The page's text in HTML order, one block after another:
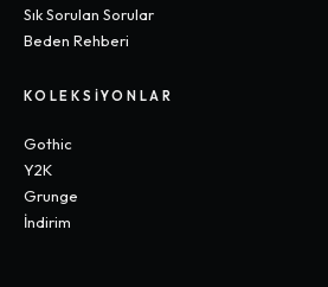
Sık Sorulan Sorular
Beden Rehberi
KOLEKSIYONLAR
Gothic
Y2K
Grunge
İndirim